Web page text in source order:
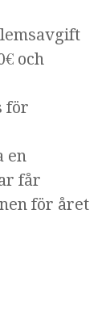
och
för
en
får
för året